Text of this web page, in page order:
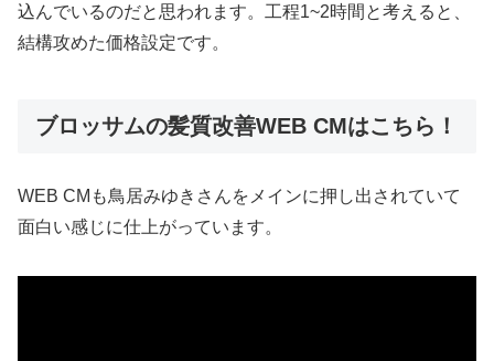
込んでいるのだと思われます。工程1~2時間と考えると、
結構攻めた価格設定です。
ブロッサムの髪質改善WEB CMはこちら！
WEB CMも鳥居みゆきさんをメインに押し出されていて
面白い感じに仕上がっています。